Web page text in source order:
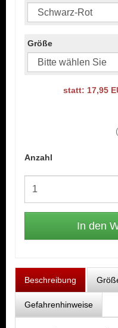
Größe
statt: 17,95
Anzahl
Beschreibung
Gefahrenhinweise